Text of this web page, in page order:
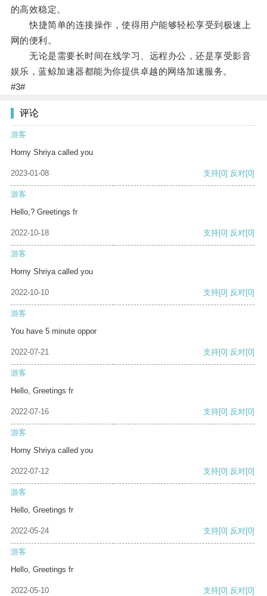
的高效稳定。
快捷简单的连接操作，使得用户能够轻松享受到极速上
网的便利。
无论是需要长时间在线学习、远程办公，还是享受影音
娱乐，蓝鲸加速器都能为你提供卓越的网络加速服务。
#3#
评论
游客
Horny Shriya called you
2023-01-08 支持[0] 反对[0]
游客
Hello,? Greetings fr
2022-10-18 支持[0] 反对[0]
游客
Horny Shriya called you
2022-10-10 支持[0] 反对[0]
游客
You have 5 minute oppor
2022-07-21 支持[0] 反对[0]
游客
Hello, Greetings fr
2022-07-16 支持[0] 反对[0]
游客
Horny Shriya called you
2022-07-12 支持[0] 反对[0]
游客
Hello, Greetings fr
2022-05-24 支持[0] 反对[0]
游客
Hello, Greetings fr
2022-05-10 支持[0] 反对[0]